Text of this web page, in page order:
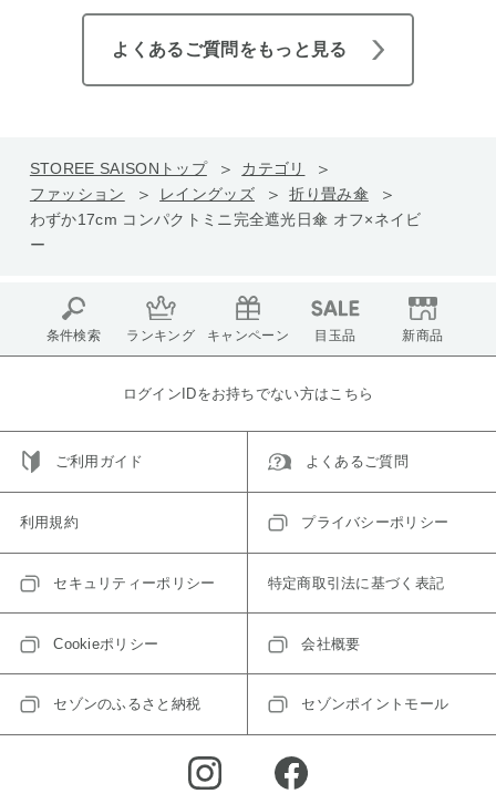
よくあるご質問をもっと見る
STOREE SAISONトップ
カテゴリ
ファッション
レイングッズ
折り畳み傘
わずか17cm コンパクトミニ完全遮光日傘 オフ×ネイビ
ー
条件検索 ランキング キャンペーン 目玉品 新商品
ログインIDをお持ちでない方はこちら
ご利用ガイド よくあるご質問
利用規約 プライバシーポリシー
セキュリティーポリシー 特定商取引法に基づく表記
Cookieポリシー 会社概要
セゾンのふるさと納税 セゾンポイントモール